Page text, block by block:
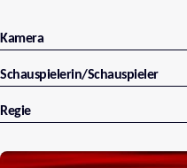
Kamera
Schauspielerin/Schauspieler
Regie